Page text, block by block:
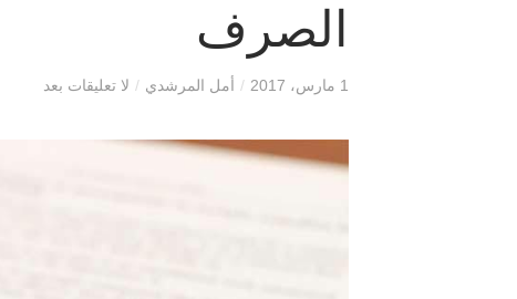
الصرف
1 مارس، 2017 / أمل المرشدي / لا تعليقات بعد